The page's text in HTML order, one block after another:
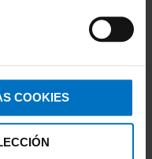
COOKIES